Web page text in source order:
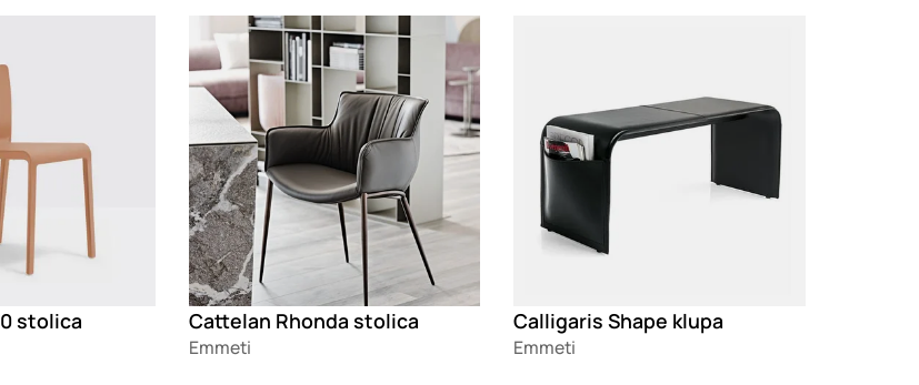
stolica
Loading
Cattelan Rhonda stolica
Emmeti
Calligaris Shape klupa
Emmeti